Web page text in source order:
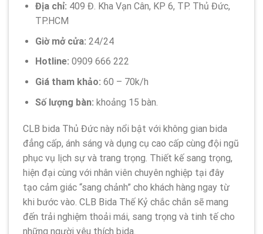
Địa chỉ: 409 Đ. Kha Vạn Cân, KP 6, TP. Thủ Đức,
TP.HCM
Giờ mở cửa: 24/24
Hotline: 0909 666 222
Giá tham khảo: 60 – 70k/h
Số lượng bàn: khoảng 15 bàn.
CLB bida Thủ Đức này nổi bật với không gian bida
đẳng cấp, ánh sáng và dụng cụ cao cấp cùng đội ngũ
phục vụ lịch sự và trang trọng. Thiết kế sang trọng,
hiện đại cùng với nhân viên chuyên nghiệp tại đây
tạo cảm giác “sang chảnh” cho khách hàng ngay từ
khi bước vào. CLB Bida Thế Kỷ chắc chắn sẽ mang
đến trải nghiệm thoải mái, sang trọng và tinh tế cho
những người yêu thích bida.